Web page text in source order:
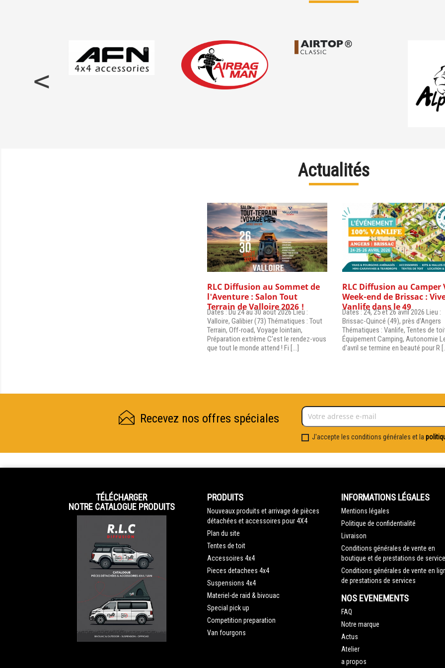
Actualités
RLC Diffusion au Sommet de
l'Aventure : Salon Tout
Terrain de Valloire 2026 !
Dates : Du 24 au 30 août 2026 Lieu :
Valloire, Galibier (73) Thématiques : Tout
Terrain, Off-road, Voyage lointain,
Préparation extrême C'est le rendez-vous
que tout le monde attend ! Fi [...]
RLC Diffusion au Camper
Week-end de Brissac :
Vanlife dans le 49
Dates : 24, 25 et 26 avril 2026 Lieu :
Brissac-Quincé (49), près d'Angers
Thématiques : Vanlife, Tentes de
Équipement Camping, Autonomie
d'avril se termine en beauté pour R
Recevez nos offres spéciales
J'accepte les conditions générales et la
TÉLÉCHARGER
NOTRE CATALOGUE PRODUITS
PRODUITS
Nouveaux produits et arrivage de pièces
détachées et accessoires pour 4X4
Plan du site
Tentes de toit
Accessoires 4x4
Pieces detachees 4x4
Suspensions 4x4
Materiel-de raid & bivouac
Special pick up
Competition preparation
Van fourgons
INFORMATIONS LÉGALES
Mentions légales
Politique de confidentialité
Livraison
Conditions générales de vente en
boutique et de prestations de
Conditions générales de vente en
de prestations de services
NOS EVENEMENTS
FAQ
Notre marque
Actus
Atelier
a propos